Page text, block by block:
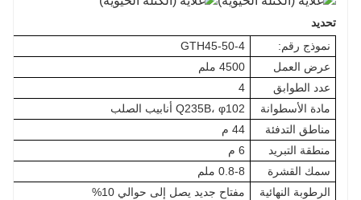
تحديد
نموذج رقم:
GTH45-50-4
عرض العمل
4500 ملم
عدد الطوابق
4
مادة الأسطوانة
Q235B، φ102 أنابيب الصلب
مناطق التدفئة
44 م
منطقة التبريد
6 م
سمك القشرة
0.8-8 ملم
الرطوبة النهائية
مفتاح جديد يصل إلى حوالي 10%